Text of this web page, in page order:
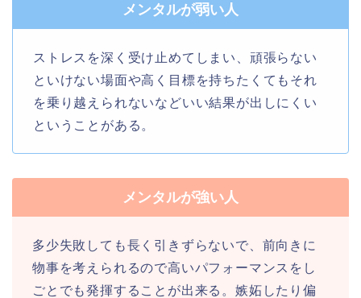
メンタルが弱い人
ストレスを深く受け止めてしまい、頑張らない
といけない場面や高く目標を持ちたくてもそれ
を乗り越えられないなどいい結果が出しにくい
ということがある。
メンタルが強い人
多少失敗しても長く引きずらないで、前向きに
物事を考えられるので高いパフォーマンスをし
ごとでも発揮することが出来る。嫉妬したり偏